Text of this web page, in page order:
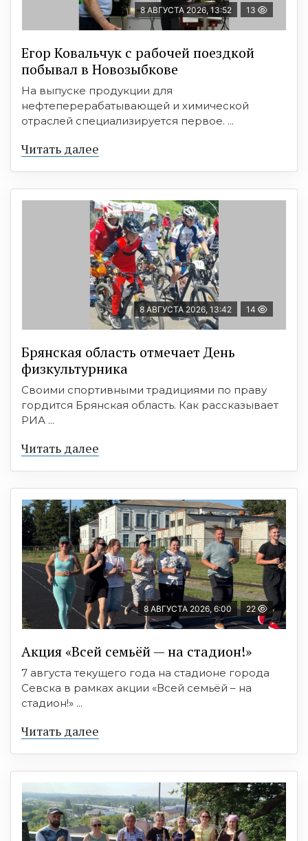
8 АВГУСТА 2026, 13:52 13
Егор Ковальчук с рабочей поездкой
побывал в Новозыбкове
На выпуске продукции для
нефтеперерабатывающей и химической
отраслей специализируется первое. ...
Читать далее
8 АВГУСТА 2026, 13:42 14
Брянская область отмечает День
физкультурника
Своими спортивными традициями по праву
гордится Брянская область. Как рассказывает
РИА ...
Читать далее
8 АВГУСТА 2026, 6:00 22
Акция «Всей семьёй — на стадион!»
7 августа текущего года на стадионе города
Севска в рамках акции «Всей семьёй – на
стадион!» ...
Читать далее